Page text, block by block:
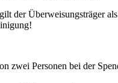
der Überweisungsträger als